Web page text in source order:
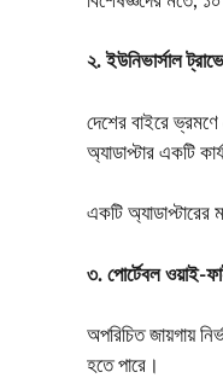
২. ইউনিভার্সাল
দেশের বাইরে ভ্রমণে
অ্যাডাপ্টার একটি
একটি অ্যাডাপ্টারের
৩. পোর্টেবল ওয়াই-
অপরিচিত জায়গায়
হতে পারে।